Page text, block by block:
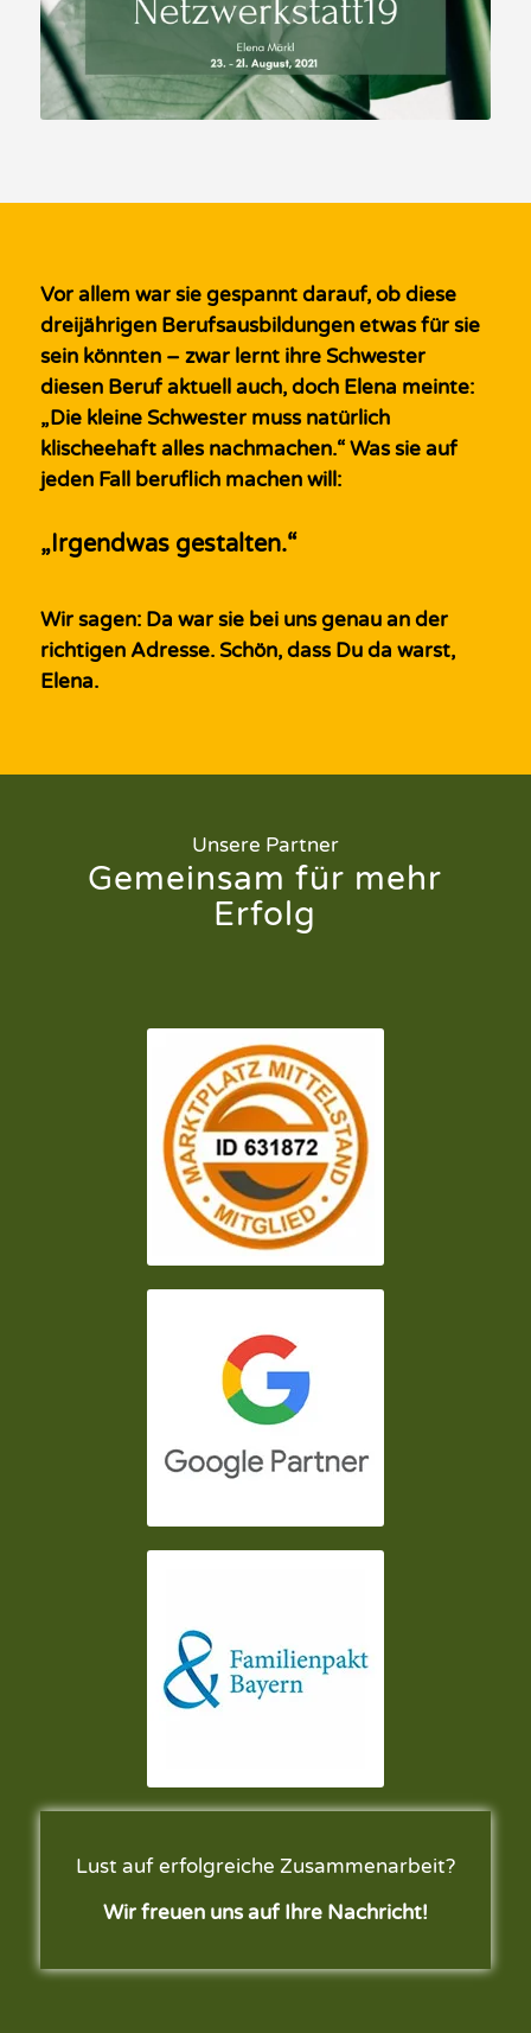
Vor allem war sie gespannt darauf, ob diese
dreijährigen Berufsausbildungen etwas für sie
sein könnten – zwar lernt ihre Schwester
diesen Beruf aktuell auch, doch Elena meinte:
„Die kleine Schwester muss natürlich
klischeehaft alles nachmachen.“ Was sie auf
jeden Fall beruflich machen will:
„Irgendwas gestalten.“
Wir sagen: Da war sie bei uns genau an der
richtigen Adresse. Schön, dass Du da warst,
Elena.
Unsere Partner
Gemeinsam für mehr
Erfolg
Lust auf erfolgreiche Zusammenarbeit?
Wir freuen uns auf Ihre Nachricht!